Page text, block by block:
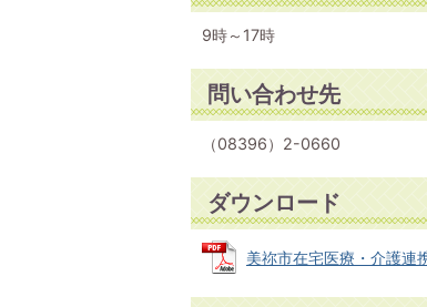
9時～17時
問い合わせ先
（08396）2-0660
ダウンロード
美祢市在宅医療・介護連